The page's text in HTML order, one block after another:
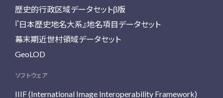
歴史的行政区域データセットβ版
『日本歴史地名大系』地名項目データセット
幕末期近世村領域データセット
GeoLOD
ソフトウェア
IIIF (International Image Interoperability Framework)